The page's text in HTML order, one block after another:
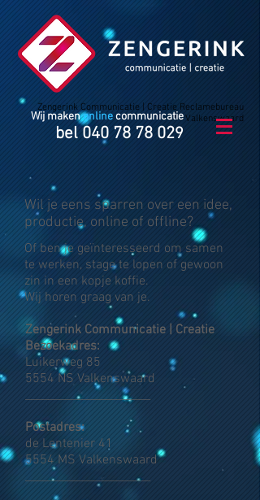
Wij makenonlinecommunicatie
bel040 78 78 029
Zengerink Communicatie | Creatie Reclamebureau
Valkenswaard
Wil je eens sparren over een idee,
productie, online of offline?
Of ben je geïnteresseerd om samen
te werken, stage te lopen of gewoon
zin in een kopje koffie.
Wij horen graag van je.
Zengerink Communicatie | Creatie
Bezoekadres:
Luikerweg 85
5554 NS Valkenswaard
______________________
Postadres:
de Lentenier 41
5554 MS Valkenswaard
______________________